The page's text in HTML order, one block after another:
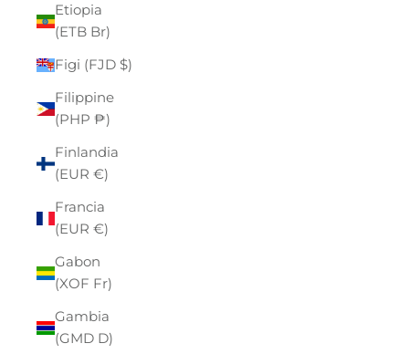
Etiopia
(ETB Br)
Figi (FJD $)
Filippine
(PHP ₱)
Finlandia
(EUR €)
Francia
(EUR €)
Gabon
(XOF Fr)
Gambia
(GMD D)